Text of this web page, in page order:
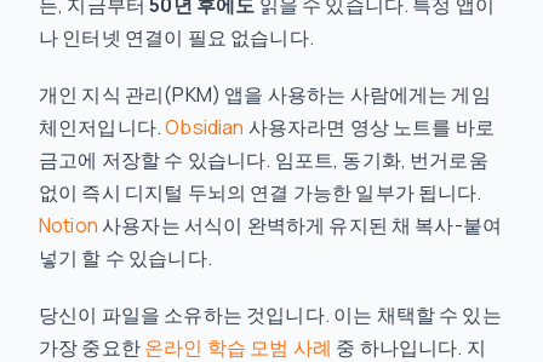
든, 지금부터50년 후에도 읽을 수 있습니다. 특정 앱이
나 인터넷 연결이 필요 없습니다.
개인 지식 관리(PKM) 앱을 사용하는 사람에게는 게임
체인저입니다.Obsidian 사용자라면 영상 노트를 바로
금고에 저장할 수 있습니다. 임포트, 동기화, 번거로움
없이 즉시 디지털 두뇌의 연결 가능한 일부가 됩니다.
Notion사용자는 서식이 완벽하게 유지된 채 복사-붙여
넣기 할 수 있습니다.
당신이 파일을 소유하는 것입니다. 이는 채택할 수 있는
가장 중요한온라인 학습 모범 사례 중 하나입니다. 지